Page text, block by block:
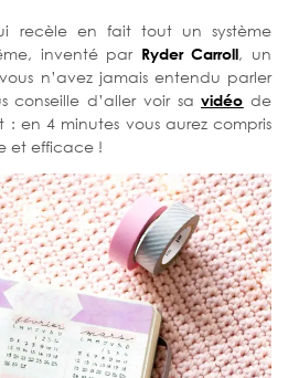
recèle en fait tout un système
inventé par Ryder Carroll, un
n’avez jamais entendu parler
conseille d’aller voir savidéo de
en 4 minutes vous aurez compris
et efficace !